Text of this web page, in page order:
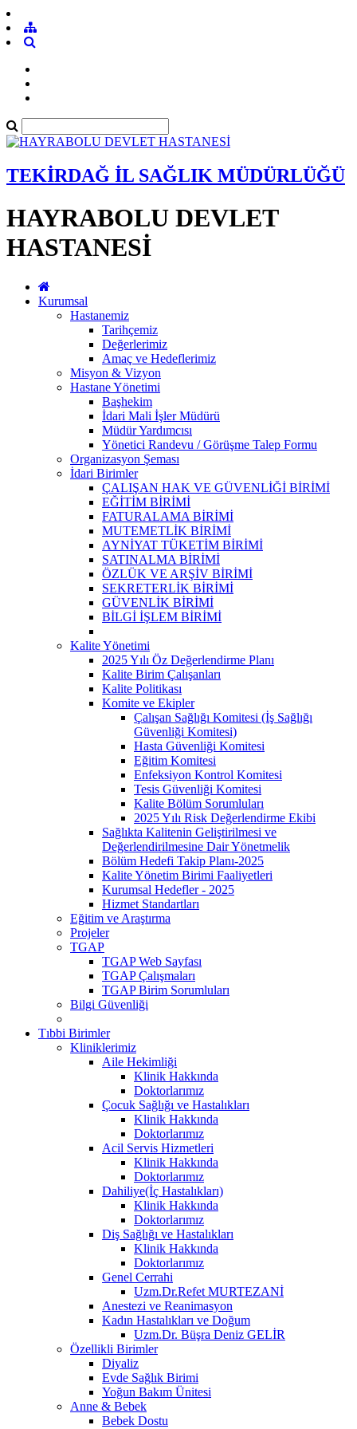
TEKİRDAĞ İL SAĞLIK MÜDÜRLÜĞÜ
HAYRABOLU DEVLET
HASTANESİ
Kurumsal
Hastanemiz
Tarihçemiz
Değerlerimiz
Amaç ve Hedeflerimiz
Misyon & Vizyon
Hastane Yönetimi
Başhekim
İdari Mali İşler Müdürü
Müdür Yardımcısı
Yönetici Randevu / Görüşme Talep Formu
Organizasyon Şeması
İdari Birimler
ÇALIŞAN HAK VE GÜVENLİĞİ BİRİMİ
EĞİTİM BİRİMİ
FATURALAMA BİRİMİ
MUTEMETLİK BİRİMİ
AYNİYAT TÜKETİM BİRİMİ
SATINALMA BİRİMİ
ÖZLÜK VE ARŞİV BİRİMİ
SEKRETERLİK BİRİMİ
GÜVENLİK BİRİMİ
BİLGİ İŞLEM BİRİMİ
Kalite Yönetimi
2025 Yılı Öz Değerlendirme Planı
Kalite Birim Çalışanları
Kalite Politikası
Komite ve Ekipler
Çalışan Sağlığı Komitesi (İş Sağlığı
Güvenliği Komitesi)
Hasta Güvenliği Komitesi
Eğitim Komitesi
Enfeksiyon Kontrol Komitesi
Tesis Güvenliği Komitesi
Kalite Bölüm Sorumluları
2025 Yılı Risk Değerlendirme Ekibi
Sağlıkta Kalitenin Geliştirilmesi ve
Değerlendirilmesine Dair Yönetmelik
Bölüm Hedefi Takip Planı-2025
Kalite Yönetim Birimi Faaliyetleri
Kurumsal Hedefler - 2025
Hizmet Standartları
Eğitim ve Araştırma
Projeler
TGAP
TGAP Web Sayfası
TGAP Çalışmaları
TGAP Birim Sorumluları
Bilgi Güvenliği
Tıbbi Birimler
Kliniklerimiz
Aile Hekimliği
Klinik Hakkında
Doktorlarımız
Çocuk Sağlığı ve Hastalıkları
Klinik Hakkında
Doktorlarımız
Acil Servis Hizmetleri
Klinik Hakkında
Doktorlarımız
Dahiliye(İç Hastalıkları)
Klinik Hakkında
Doktorlarımız
Diş Sağlığı ve Hastalıkları
Klinik Hakkında
Doktorlarımız
Genel Cerrahi
Uzm.Dr.Refet MURTEZANİ
Anestezi ve Reanimasyon
Kadın Hastalıkları ve Doğum
Uzm.Dr. Büşra Deniz GELİR
Özellikli Birimler
Diyaliz
Evde Sağlık Birimi
Yoğun Bakım Ünitesi
Anne & Bebek
Bebek Dostu